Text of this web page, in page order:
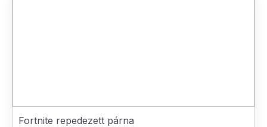
Fortnite repedezett párna